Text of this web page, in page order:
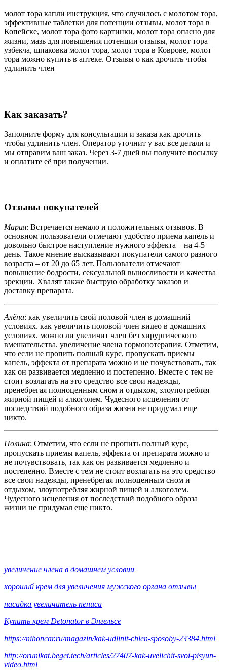
молот тора капли инструкция, что случилось с молотом тора,
эффективные таблетки для потенции отзывы, молот тора в
Копейске, молот тора фото картинки, молот тора опасно для
жизни, мазь для повышения потенции отзывы, молот тора
узбекча, шпаковка молот тора, молот тора в Коврове, молот
тора можно купить в аптеке. Отзывы о как дрочить чтобы
удлинить член
Как заказать?
Заполните форму для консультации и заказа как дрочить
чтобы удлинить член. Оператор уточнит у вас все детали и
мы отправим ваш заказ. Через 3-7 дней вы получите посылку
и оплатите её при получении.
Отзывы покупателей
Мария: Встречается немало и положительных отзывов. В
основном пользователи отмечают удобство приема капель и
довольно быстрое наступление нужного эффекта – на 4-5
день. Такое мнение высказывают покупатели самого разного
возраста – от 20 до 65 лет. Пользователи отмечают
повышение бодрости, сексуальной выносливости и качества
эрекции. Хвалят также быструю обработку заказов и
доставку препарата.
Алёна: как увеличить свой половой член в домашний
условиях. как увеличить половой член видео в домашних
условиях. можно ли увеличит член без хирургического
вмешательства. увеличение члена гормонотерапия. Отметим,
что если не пропить полный курс, пропускать приемы
капель, эффекта от препарата можно и не почувствовать, так
как он развивается медленно и постепенно. Вместе с тем не
стоит возлагать на это средство все свои надежды,
пренебрегая полноценным сном и отдыхом, злоупотребляя
жирной пищей и алкоголем. Чудесного исцеления от
последствий подобного образа жизни не придумал еще
никто.
Полина: Отметим, что если не пропить полный курс,
пропускать приемы капель, эффекта от препарата можно и
не почувствовать, так как он развивается медленно и
постепенно. Вместе с тем не стоит возлагать на это средство
все свои надежды, пренебрегая полноценным сном и
отдыхом, злоупотребляя жирной пищей и алкоголем.
Чудесного исцеления от последствий подобного образа
жизни не придумал еще никто.
увеличение члена в домашнем условии
хороший крем для увеличения мужского органа отзывы
насадка увеличитель пениса
Купить крем Detonator в Энгельсе
https://nihoncar.ru/magazin/kak-udlinit-chlen-sposoby-23384.html
http://orunikat.beget.tech/articles/27407-kak-uvelichit-svoi-pisyun-
video.html